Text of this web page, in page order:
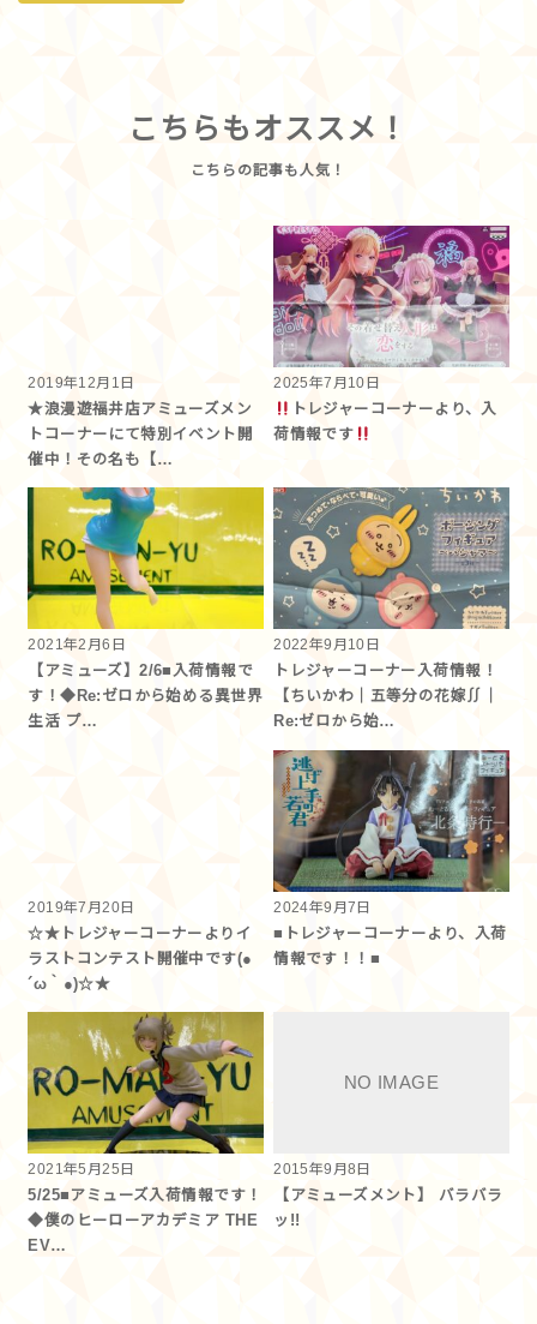
こちらもオススメ！
2019年12月1日
★浪漫遊福井店アミューズメン
トコーナーにて特別イベント開
催中！その名も【…
2025年7月10日
トレジャーコーナーより、入
荷情報です
2021年2月6日
【アミューズ】2/6■入荷情報で
す！◆Re:ゼロから始める異世界
生活 プ…
2022年9月10日
トレジャーコーナー入荷情報！
【ちいかわ｜五等分の花嫁∬｜
Re:ゼロから始…
2019年7月20日
☆★トレジャーコーナーよりイ
ラストコンテスト開催中です(●
´ω｀●)☆★
2024年9月7日
■トレジャーコーナーより、入荷
情報です！！■
2021年5月25日
5/25■アミューズ入荷情報です！
◆僕のヒーローアカデミア THE
EV…
2015年9月8日
【アミューズメント】 バラバラ
ッ!!